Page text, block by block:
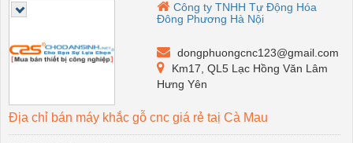
Công ty TNHH Tự Động Hóa
Đông Phương Hà Nội
dongphuongcnc123@gmail.com
Km17, QL5 Lạc Hồng Văn Lâm
Hưng Yên
Địa chỉ bán máy khắc gỗ cnc giá rẻ taị Cà Mau